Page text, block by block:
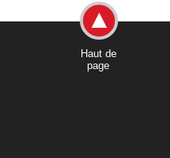
Haut de
page